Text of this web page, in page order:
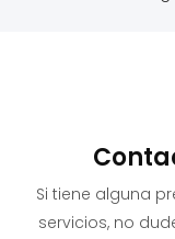
Si tiene alguna
servicios, no